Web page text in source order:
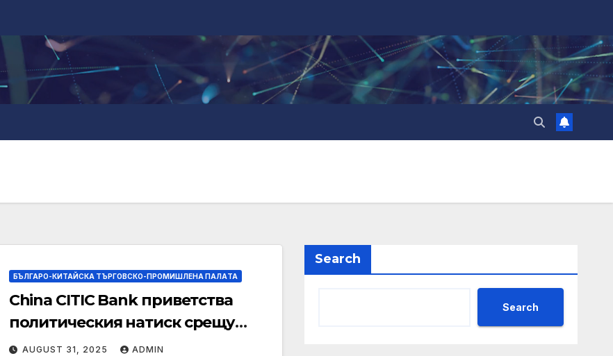
БЪЛГАРО-КИТАЙСКА ТЪРГОВСКО-ПРОМИШЛЕНА ПАЛAТА
China CITIC Bank приветства
политическия натиск срещу
конкуренцията в стил
AUGUST 31, 2025 ADMIN
Search
Search